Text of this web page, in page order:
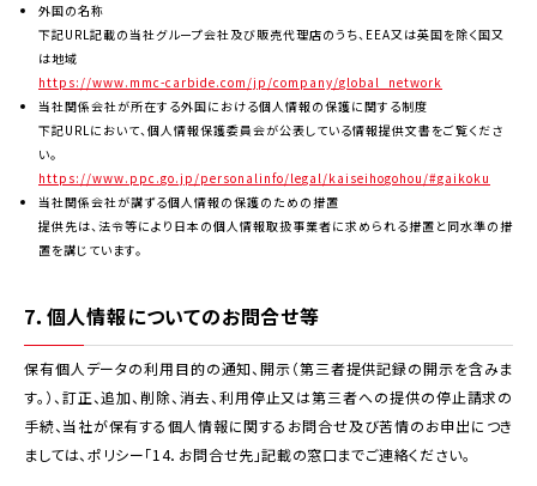
外国の名称
下記URL記載の当社グループ会社及び販売代理店のうち、EEA又は英国を除く国又
は地域
https://www.mmc-carbide.com/jp/company/global_network
当社関係会社が所在する外国における個人情報の保護に関する制度
下記URLにおいて、個人情報保護委員会が公表している情報提供文書をご覧くださ
い。
https://www.ppc.go.jp/personalinfo/legal/kaiseihogohou/#gaikoku
当社関係会社が講ずる個人情報の保護のための措置
提供先は、法令等により日本の個人情報取扱事業者に求められる措置と同水準の措
置を講じています。
7．個人情報についてのお問合せ等
保有個人データの利用目的の通知、開示（第三者提供記録の開示を含みま
す。）、訂正、追加、削除、消去、利用停止又は第三者への提供の停止請求の
手続、当社が保有する個人情報に関するお問合せ及び苦情のお申出につき
ましては、ポリシー「14．お問合せ先」記載の窓口までご連絡ください。